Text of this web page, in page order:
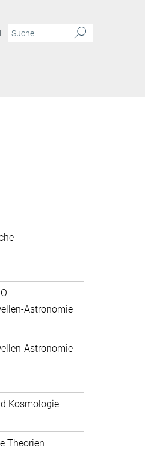
Astronomie
Astronomie
Kosmologie
Theorien